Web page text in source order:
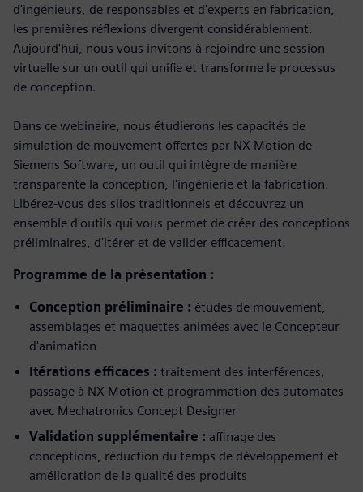
d'ingénieurs, de responsables et d'experts en fabrication,
les premières réflexions divergent considérablement.
Aujourd'hui, nous vous invitons à rejoindre une session
virtuelle sur un outil qui unifie et transforme le processus
de conception.
Dans ce webinaire, nous étudierons les capacités de
simulation de mouvement offertes par NX Motion de
Siemens Software, un outil qui intègre de manière
transparente la conception, l'ingénierie et la fabrication.
Libérez-vous des silos traditionnels et découvrez un
ensemble d'outils qui vous permet de créer des conceptions
préliminaires, d'itérer et de valider efficacement.
Programme de la présentation :
Conception préliminaire : études de mouvement,
assemblages et maquettes animées avec le Concepteur
d'animation
Itérations efficaces : traitement des interférences,
passage à NX Motion et programmation des automates
avec Mechatronics Concept Designer
Validation supplémentaire : affinage des
conceptions, réduction du temps de développement et
amélioration de la qualité des produits